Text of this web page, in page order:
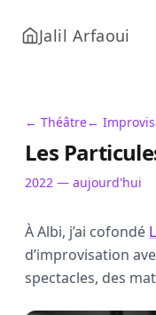
Jalil Arfaoui
← Théâtre←
Les
2022 — aujourd'hui
À Albi, j’ai cofondé
d’improvisation
spectacles, des